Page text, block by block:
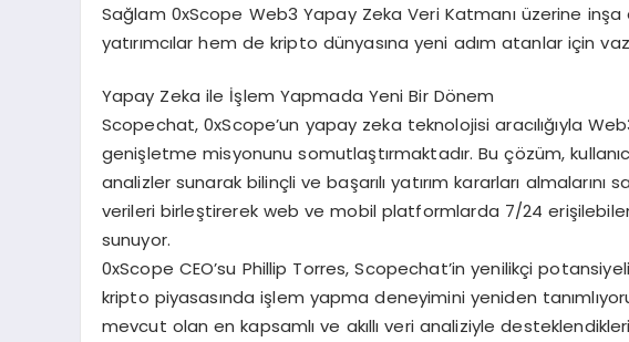
Sağlam 0xScope Web3 Yapay Zeka Veri Katmanı üzerine
yatırımcılar hem de kripto dünyasına yeni adım atanlar için
Yapay Zeka ile İşlem Yapmada Yeni Bir Dönem
Scopechat, 0xScope’un yapay zeka teknolojisi aracılığıyla
genişletme misyonunu somutlaştırmaktadır. Bu çözüm,
analizler sunarak bilinçli ve başarılı yatırım kararları almalarını
verileri birleştirerek web ve mobil platformlarda 7/24
sunuyor.
0xScope CEO’su Phillip Torres, Scopechat’in yenilikçi
kripto piyasasında işlem yapma deneyimini yeniden
mevcut olan en kapsamlı ve akıllı veri analiziyle